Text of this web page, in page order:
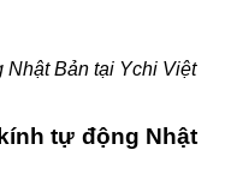
Nhật Bản tại Ychi Việt
tự động Nhật